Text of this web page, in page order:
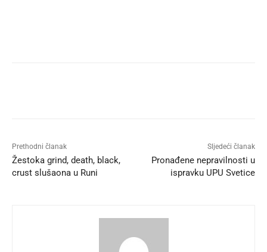
Prethodni članak
Žestoka grind, death, black,
crust slušaona u Runi
Sljedeći članak
Pronađene nepravilnosti u
ispravku UPU Svetice